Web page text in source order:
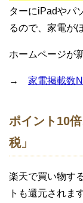
ターにiPadやパ
るので、家電が
ホームページが
→ 家電掲載数
ポイント10
税」
楽天で買い物す
トも還元されます